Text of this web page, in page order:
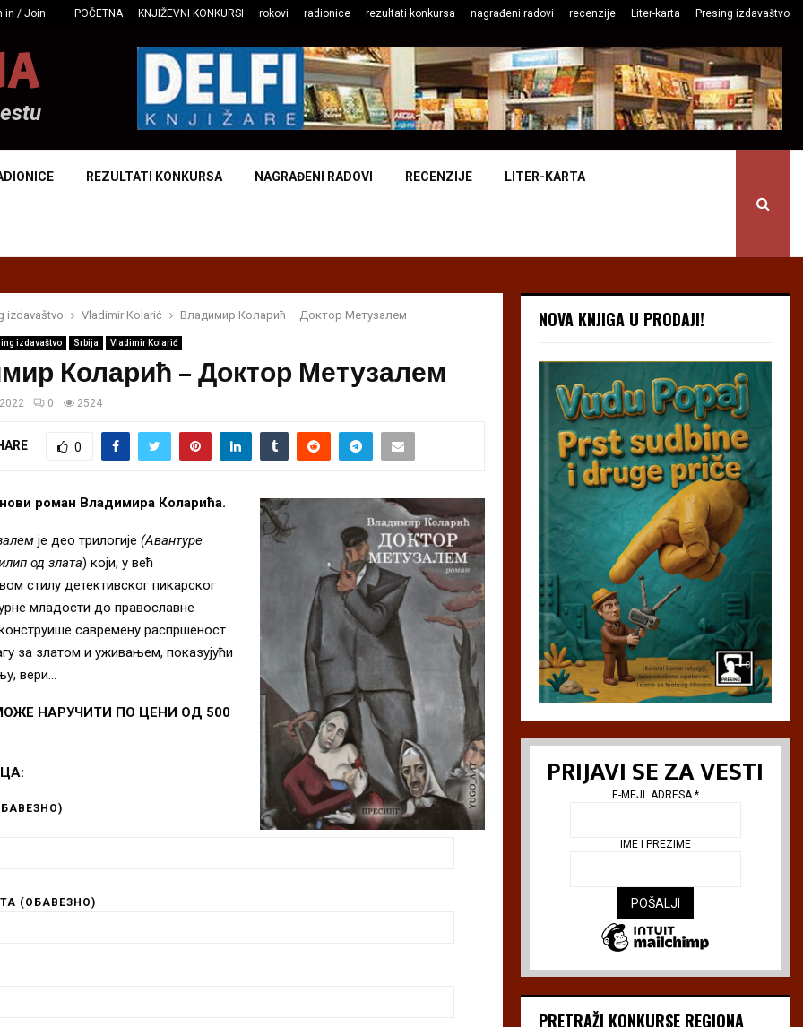
in / Join POČETNA KNJIŽEVNI KONKURSI rokovi radionice rezultati konkursa nagrađeni radovi recenzije Liter-karta Presing izdavaštvo
REZULTATI KONKURSA NAGRAĐENI RADOVI RECENZIJE LITER-KARTA
izdavaštvo Vladimir Kolarić Владимир Коларић – Доктор Метузалем
izdavaštvo Srbija Vladimir Kolarić
Коларић – Доктор Метузалем
0 2524
0
нови роман Владимира Коларића.
је део трилогије (Авантуре
од злата) који, у већ
стилу детективског пикарског
младости до православне
савремену распршеност
за златом и уживањем, показујући
вери…
НАРУЧИТИ ПО ЦЕНИ ОД 500
(ОБАВЕЗНО)
NOVA KNJIGA U PRODAJI!
PRIJAVI SE ZA VESTI
E-MEJL ADRESA*
IME I PREZIME
PRETRAŽI KONKURSE REGIONA